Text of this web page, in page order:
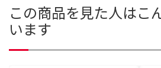
この商品を見た人はこ
います